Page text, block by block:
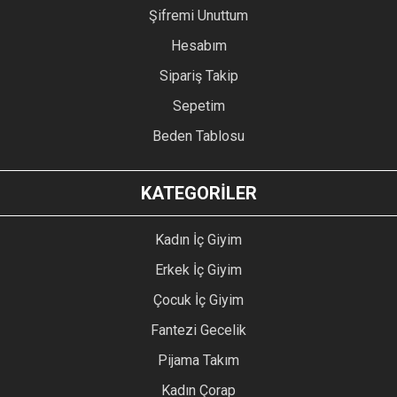
Şifremi Unuttum
Hesabım
Sipariş Takip
Sepetim
Beden Tablosu
KATEGORİLER
Kadın İç Giyim
Erkek İç Giyim
Çocuk İç Giyim
Fantezi Gecelik
Pijama Takım
Kadın Çorap